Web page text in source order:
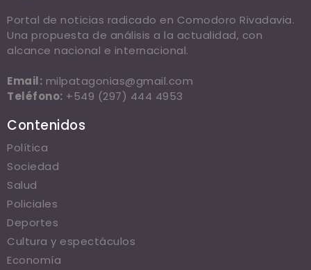
Portal de noticias radicado en Comodoro Rivadavia.
Una propuesta de análisis a la actualidad, con
alcance nacional e internacional.
Email: milpatagonias@gmail.com
Teléfono: +549 (297) 444 4953
Contenidos
Política
Sociedad
Salud
Policiales
Deportes
Cultura y espectáculos
Economía